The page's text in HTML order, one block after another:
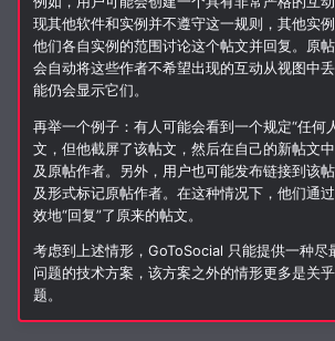
存储
贴文
OpenID Connect (OIDC)
邮件配置 (smtp)
Syslog
指标
配置 SQLite 副本
网络存储上的 SQLite
适用进阶场景的构建
备份和恢复
媒体缓存
数据库维护
主题
描述子规则是否需要验证
隐含假设
总是可以回复
2. 行为体始终可以对自己的
帖文进行任何形式的互动
示例
1. 限制讨论范围
现其他软件和实例并不遵守这一规则，其他实
他们各自实例的范围讨论这个帖文并回复。原
会自动将这些作者不希望出现的互动从视图中
能仍会显示它们。
再举一个例子：有人可能会看到一个规定“任何
文，但他截屏了该帖文，然后在自己的新帖文
及原帖作者。另外，用户也可能发布链接到该
及形式标记原帖作者。在这种情况下，他们通
效地“回复”了原来的帖文。
考虑到上述情形，GoToSocial 只能提供一种尽
问题的技术方案，该方案之外的情形更多是关
题。